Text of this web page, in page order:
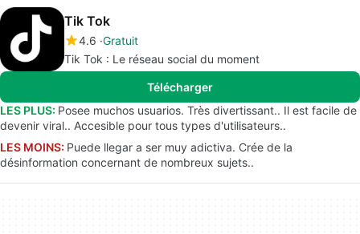
Tik Tok
4.6 Gratuit
Tik Tok : Le réseau social du moment
Télécharger
LES PLUS: Posee muchos usuarios. Très divertissant.. Il est facile de
devenir viral.. Accesible pour tous types d'utilisateurs..
LES MOINS: Puede llegar a ser muy adictiva. Crée de la
désinformation concernant de nombreux sujets..